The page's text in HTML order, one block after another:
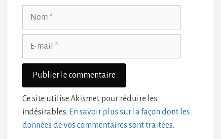
Ce site utilise Akismet pour réduire les
indésirables. En savoir plus sur la façon dont les
données de vos commentaires sont traitées.